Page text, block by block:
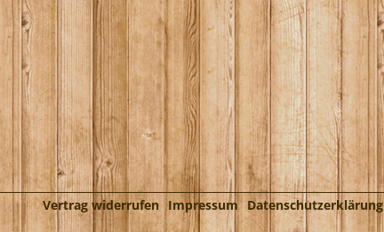
Vertrag widerrufen Impressum Datenschutzerklärung